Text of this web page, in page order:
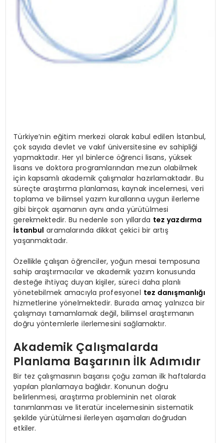
Türkiye’nin eğitim merkezi olarak kabul edilen İstanbul,
çok sayıda devlet ve vakıf üniversitesine ev sahipliği
yapmaktadır. Her yıl binlerce öğrenci lisans, yüksek
lisans ve doktora programlarından mezun olabilmek
için kapsamlı akademik çalışmalar hazırlamaktadır. Bu
süreçte araştırma planlaması, kaynak incelemesi, veri
toplama ve bilimsel yazım kurallarına uygun ilerleme
gibi birçok aşamanın aynı anda yürütülmesi
gerekmektedir. Bu nedenle son yıllarda tez yazdırma
İstanbul aramalarında dikkat çekici bir artış
yaşanmaktadır.
Özellikle çalışan öğrenciler, yoğun mesai temposuna
sahip araştırmacılar ve akademik yazım konusunda
desteğe ihtiyaç duyan kişiler, süreci daha planlı
yönetebilmek amacıyla profesyonel tez danışmanlığı
hizmetlerine yönelmektedir. Burada amaç yalnızca bir
çalışmayı tamamlamak değil, bilimsel araştırmanın
doğru yöntemlerle ilerlemesini sağlamaktır.
Akademik Çalışmalarda
Planlama Başarının İlk Adımıdır
Bir tez çalışmasının başarısı çoğu zaman ilk haftalarda
yapılan planlamaya bağlıdır. Konunun doğru
belirlenmesi, araştırma probleminin net olarak
tanımlanması ve literatür incelemesinin sistematik
şekilde yürütülmesi ilerleyen aşamaları doğrudan
etkiler.